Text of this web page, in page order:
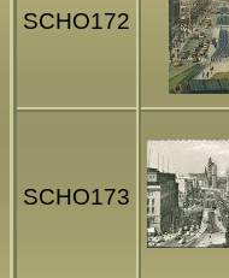
SCHO172
SCHO173